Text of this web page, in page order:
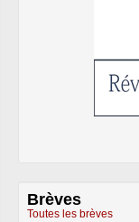
Brèves
Toutes les brèves